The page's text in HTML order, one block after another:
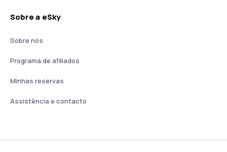
Sobre a eSky
Sobre nós
Programa de afiliados
Minhas reservas
Assistência e contacto